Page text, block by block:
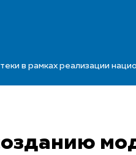
в рамках реализации